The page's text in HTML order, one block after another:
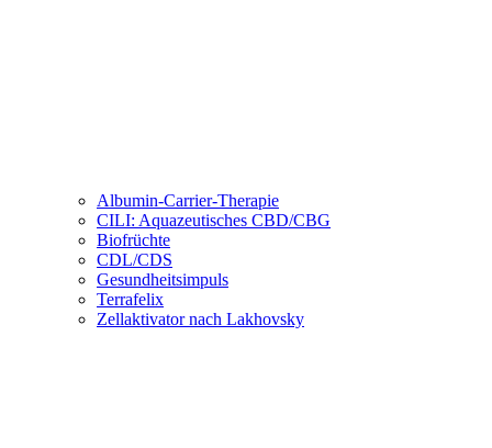
Albumin-Carrier-Therapie
CILI: Aquazeutisches CBD/CBG
Biofrüchte
CDL/CDS
Gesundheitsimpuls
Terrafelix
Zellaktivator nach Lakhovsky